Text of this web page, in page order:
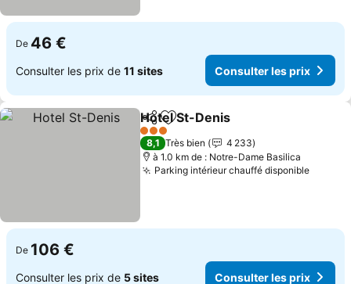
De 46 €
Consulter les prix de 11 sites Consulter les prix
PartagerAjouter à mes favoris
Hotel St-Denis
3 Étoiles
8,1 Très bien
4 233
à 1.0 km de : Notre-Dame Basilica
Parking intérieur chauffé disponible
De 106 €
Consulter les prix de 5 sites Consulter les prix